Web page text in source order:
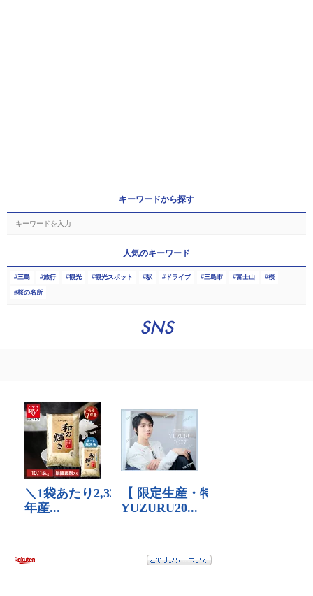
キーワードから探す
人気のキーワード
三島 旅行 観光 観光スポット 駅 ドライブ 三島市 富士山 桜
桜の名所
SNS